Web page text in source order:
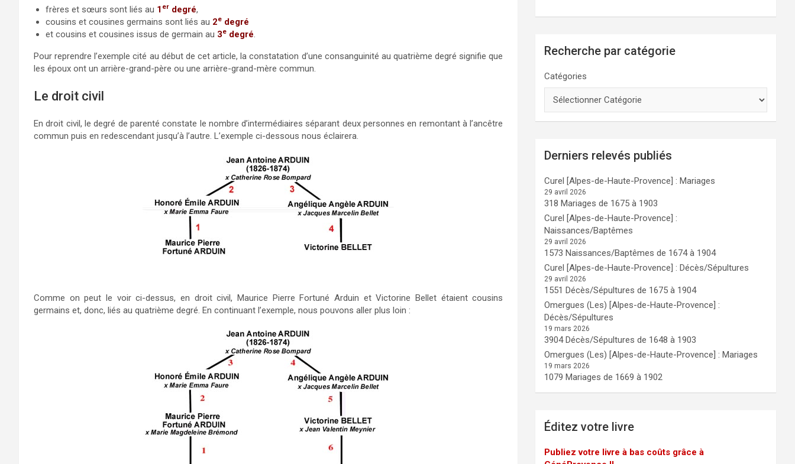
frères et sœurs sont liés au 1 er degré,
cousins et cousines germains sont liés au 2e degré
et cousins et cousines issus de germain au 3e degré.
Pour reprendre l’exemple cité au début de cet article, la constatation d’une consanguinité au quatrième degré signifie que
les époux ont un arrière-grand-père ou une arrière-grand-mère commun.
Le droit civil
En droit civil, le degré de parenté constate le nombre d’intermédiaires séparant deux personnes en remontant à l’ancêtre
commun puis en redescendant jusqu’à l’autre. L’exemple ci-dessous nous éclairera.
Comme on peut le voir ci-dessus, en droit civil, Maurice Pierre Fortuné Arduin et Victorine Bellet étaient cousins
germains et, donc, liés au quatrième degré. En continuant l’exemple, nous pouvons aller plus loin :
Recherche par catégorie
Catégories
Derniers relevés publiés
Curel [Alpes-de-Haute-Provence] : Mariages
29 avril 2026
318 Mariages de 1675 à 1903
Curel [Alpes-de-Haute-Provence] :
Naissances/Baptêmes
29 avril 2026
1573 Naissances/Baptêmes de 1674 à 1904
Curel [Alpes-de-Haute-Provence] : Décès/Sépultures
29 avril 2026
1551 Décès/Sépultures de 1675 à 1904
Omergues (Les) [Alpes-de-Haute-Provence] :
Décès/Sépultures
19 mars 2026
3904 Décès/Sépultures de 1648 à 1903
Omergues (Les) [Alpes-de-Haute-Provence] : Mariages
19 mars 2026
1079 Mariages de 1669 à 1902
Éditez votre livre
Publiez votre livre à bas coûts grâce à